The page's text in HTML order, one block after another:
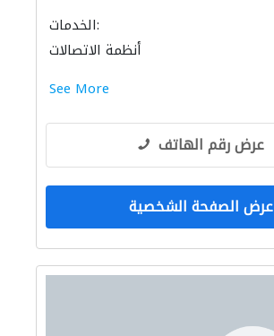
الخدمات:
أنظمة الاتصالات
See More
عرض رقم الهاتف
عرض الصفحة الشخصية